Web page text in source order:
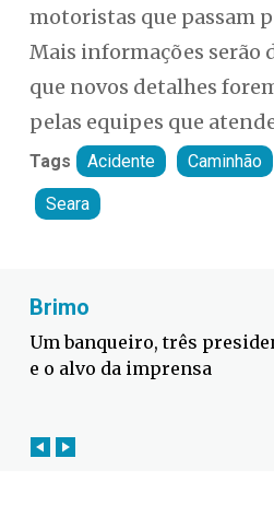
motoristas que passam
Mais informações serão
que novos detalhes
pelas equipes que
Tags Acidente Caminhão
Seara
Fabiano Bordignon
Defesa Civil lança
contra o El Niño em SC